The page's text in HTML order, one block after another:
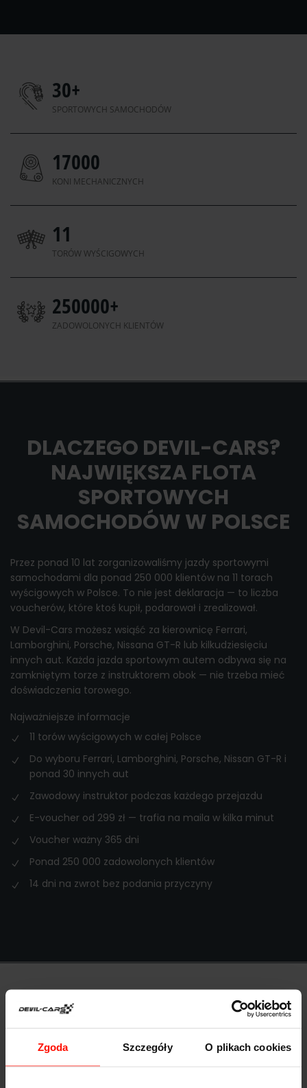
Zgoda Szczegóły O plikach cookies
30+
SPORTOWYCH SAMOCHODÓW
17000
KONI MECHANICZNYCH
11
TORÓW WYŚCIGOWYCH
250000+
ZADOWOLONYCH KLIENTÓW
DLACZEGO DEVIL-CARS?
NAJWIĘKSZA FLOTA
SPORTOWYCH
SAMOCHODÓW W POLSCE
Przez ponad 10 lat zorganizowaliśmy jazdy sportowymi
samochodami dla ponad 250 000 klientów na 11 torach
wyścigowych w Polsce. To nie jest deklaracja — to liczba
voucherów, które ktoś kupił, podarował i zrealizował.
W Devil-Cars możesz wsiąść za kierownicę Ferrari,
Lamborghini, Porsche, Nissana GT-R lub kilkudziesięciu
innych aut. Każda jazda sportowym autem odbywa się na
zamkniętym torze z instruktorem obok — nie trzeba mieć
doświadczenia torowego.
Najważniejsze informacje
11 torów wyścigowych w całej Polsce
Do wyboru Ferrari, Lamborghini, Porsche, Nissan GT-R i
ponad 30 innych aut
Zawodowy instruktor podczas każdego przejazdu
E-voucher od 299 zł — trafia na maila w kilka minut
Voucher ważny 365 dni
Ponad 250 000 zadowolonych klientów
14 dni na zwrot bez podania przyczyny